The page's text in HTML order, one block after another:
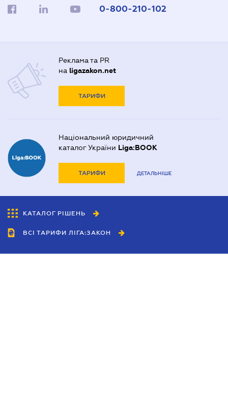
0-800-210-102
Реклама та PR
на ligazakon.net
ТАРИФИ
Національний юридичний
каталог України Liga:BOOK
ТАРИФИ ДЕТАЛЬНІШЕ
КАТАЛОГ РІШЕНЬ
ВСІ ТАРИФИ ЛІГА:ЗАКОН